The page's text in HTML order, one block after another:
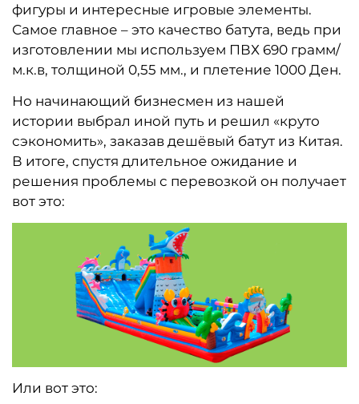
фигуры и интересные игровые элементы.
Самое главное – это качество батута, ведь при
изготовлении мы используем ПВХ 690 грамм/
м.к.в, толщиной 0,55 мм., и плетение 1000 Ден.
Но начинающий бизнесмен из нашей
истории выбрал иной путь и решил «круто
сэкономить», заказав дешёвый батут из Китая.
В итоге, спустя длительное ожидание и
решения проблемы с перевозкой он получает
вот это:
Или вот это: